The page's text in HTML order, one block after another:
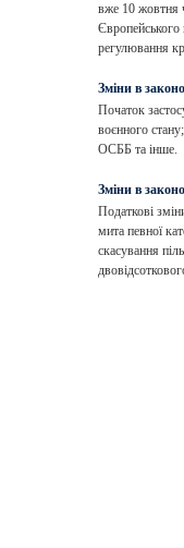
вже 10 жовтня
Європейського
регулювання
Зміни в
Початок
воєнного
ОСББ та інше.
Зміни в
Податкові
мита певної
скасування